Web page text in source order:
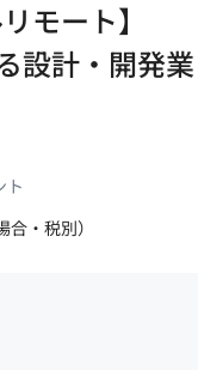
モート】
設計・開発業
ト
・税別）